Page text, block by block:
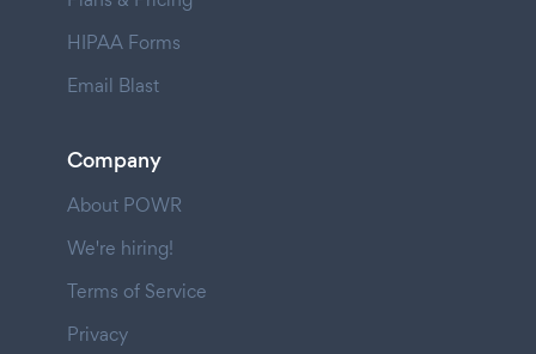
HIPAA Forms
Email Blast
Company
About POWR
We're hiring!
Terms of Service
Privacy